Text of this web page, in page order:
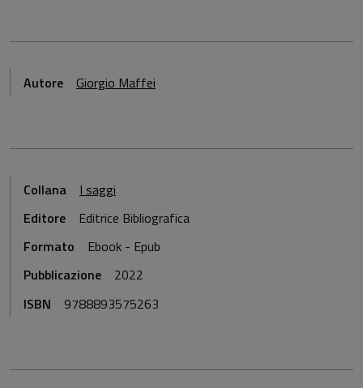
Autore Giorgio Maffei
Collana
I saggi
Editore
Editrice Bibliografica
Formato
Ebook - Epub
Pubblicazione
2022
ISBN
9788893575263